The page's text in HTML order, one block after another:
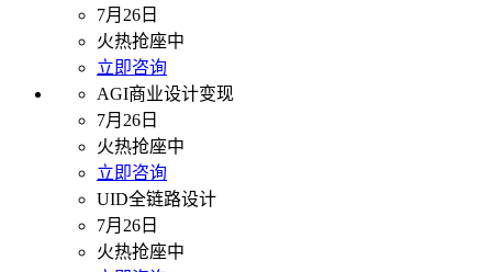
7月26日
火热抢座中
立即咨询
AGI商业设计变现
7月26日
火热抢座中
立即咨询
UID全链路设计
7月26日
火热抢座中